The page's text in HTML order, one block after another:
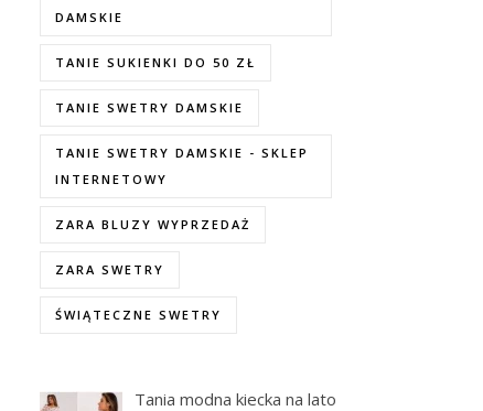
DAMSKIE
TANIE SUKIENKI DO 50 ZŁ
TANIE SWETRY DAMSKIE
TANIE SWETRY DAMSKIE - SKLEP
INTERNETOWY
ZARA BLUZY WYPRZEDAŻ
ZARA SWETRY
ŚWIĄTECZNE SWETRY
Tania modna kiecka na lato